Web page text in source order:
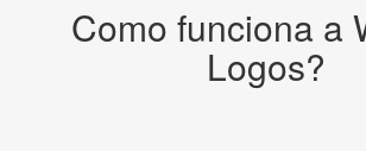
Como funciona a
Logos?